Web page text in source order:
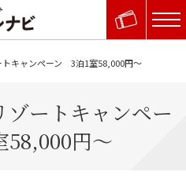
トキャンペーン 3泊1室58,000円～
ゾートキャンペー
円～